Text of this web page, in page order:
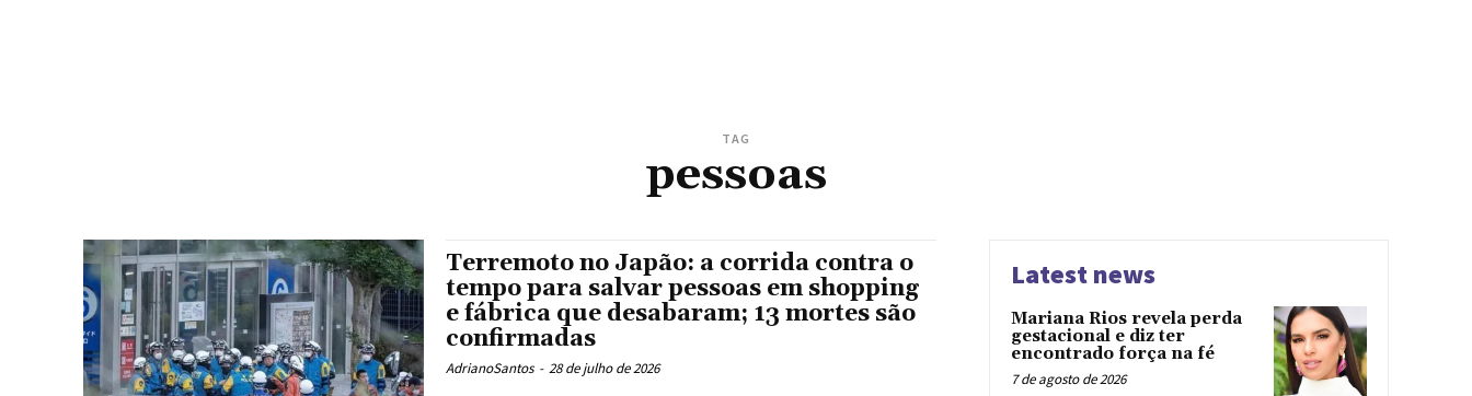
TAG
pessoas
Terremoto no Japão: a corrida contra o
tempo para salvar pessoas em shopping
e fábrica que desabaram; 13 mortes são
confirmadas
AdrianoSantos - 28 de julho de 2026
Latest news
Mariana Rios revela perda
gestacional e diz ter
encontrado força na fé
7 de agosto de 2026